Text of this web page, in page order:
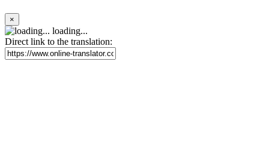
×
loading...
Direct link to the translation: